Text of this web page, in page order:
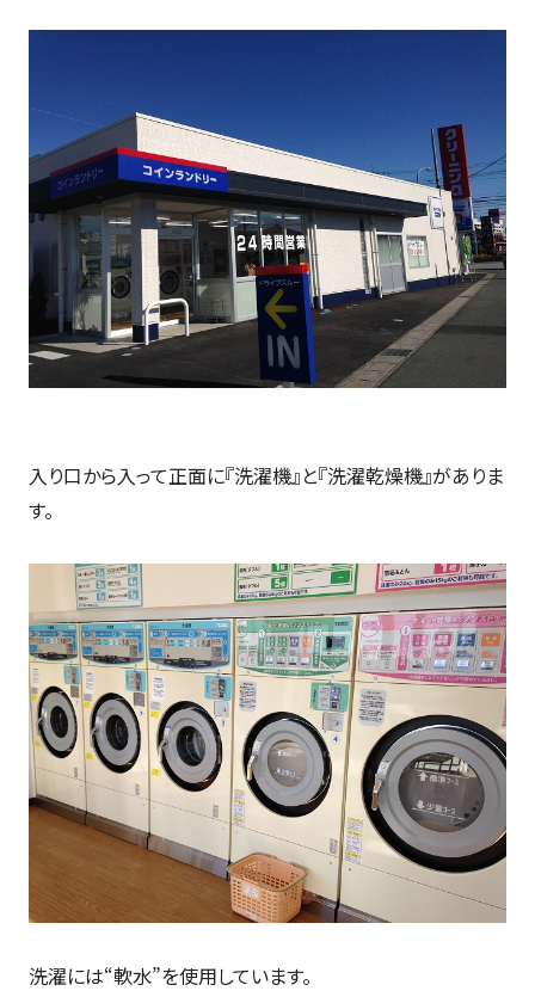
入り口から入って正面に『洗濯機』と『洗濯乾燥機』がありま
す。
洗濯には“軟水”を使用しています。